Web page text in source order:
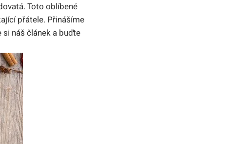
Toto oblíbené
přátele. Přinášíme
náš článek a buďte